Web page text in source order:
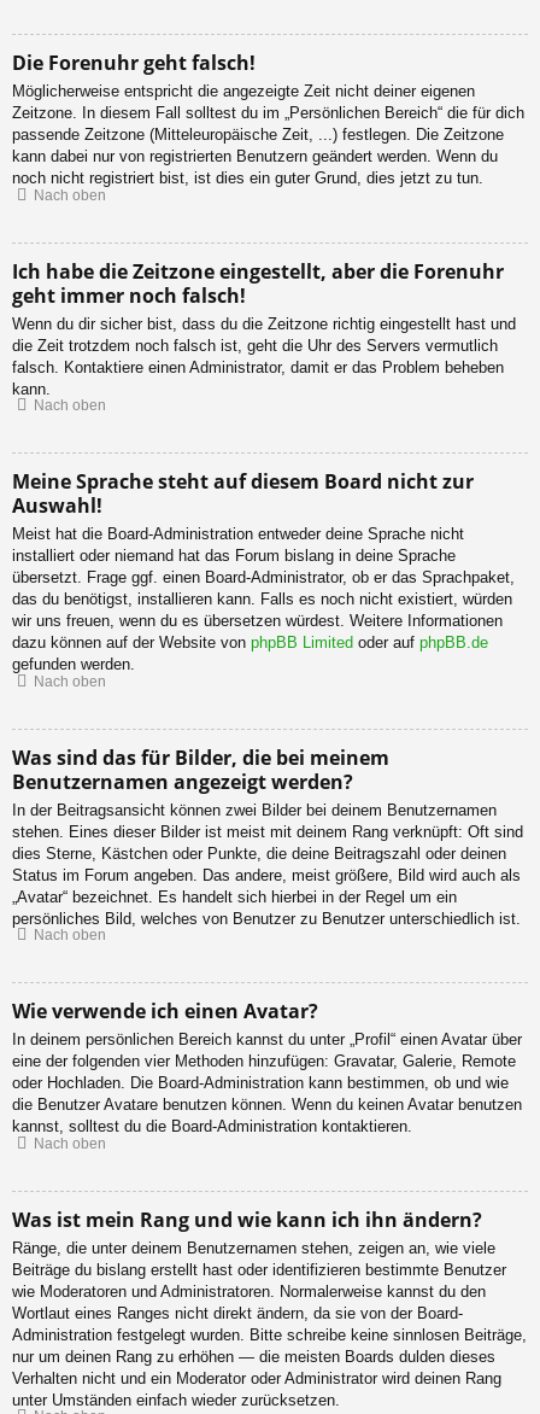
Die Forenuhr geht falsch!
Möglicherweise entspricht die angezeigte Zeit nicht deiner eigenen
Zeitzone. In diesem Fall solltest du im „Persönlichen Bereich“ die für dich
passende Zeitzone (Mitteleuropäische Zeit, ...) festlegen. Die Zeitzone
kann dabei nur von registrierten Benutzern geändert werden. Wenn du
noch nicht registriert bist, ist dies ein guter Grund, dies jetzt zu tun.
Nach oben
Ich habe die Zeitzone eingestellt, aber die Forenuhr
geht immer noch falsch!
Wenn du dir sicher bist, dass du die Zeitzone richtig eingestellt hast und
die Zeit trotzdem noch falsch ist, geht die Uhr des Servers vermutlich
falsch. Kontaktiere einen Administrator, damit er das Problem beheben
kann.
Nach oben
Meine Sprache steht auf diesem Board nicht zur
Auswahl!
Meist hat die Board-Administration entweder deine Sprache nicht
installiert oder niemand hat das Forum bislang in deine Sprache
übersetzt. Frage ggf. einen Board-Administrator, ob er das Sprachpaket,
das du benötigst, installieren kann. Falls es noch nicht existiert, würden
wir uns freuen, wenn du es übersetzen würdest. Weitere Informationen
dazu können auf der Website von phpBB Limited oder auf phpBB.de
gefunden werden.
Nach oben
Was sind das für Bilder, die bei meinem
Benutzernamen angezeigt werden?
In der Beitragsansicht können zwei Bilder bei deinem Benutzernamen
stehen. Eines dieser Bilder ist meist mit deinem Rang verknüpft: Oft sind
dies Sterne, Kästchen oder Punkte, die deine Beitragszahl oder deinen
Status im Forum angeben. Das andere, meist größere, Bild wird auch als
„Avatar“ bezeichnet. Es handelt sich hierbei in der Regel um ein
persönliches Bild, welches von Benutzer zu Benutzer unterschiedlich ist.
Nach oben
Wie verwende ich einen Avatar?
In deinem persönlichen Bereich kannst du unter „Profil“ einen Avatar über
eine der folgenden vier Methoden hinzufügen: Gravatar, Galerie, Remote
oder Hochladen. Die Board-Administration kann bestimmen, ob und wie
die Benutzer Avatare benutzen können. Wenn du keinen Avatar benutzen
kannst, solltest du die Board-Administration kontaktieren.
Nach oben
Was ist mein Rang und wie kann ich ihn ändern?
Ränge, die unter deinem Benutzernamen stehen, zeigen an, wie viele
Beiträge du bislang erstellt hast oder identifizieren bestimmte Benutzer
wie Moderatoren und Administratoren. Normalerweise kannst du den
Wortlaut eines Ranges nicht direkt ändern, da sie von der Board-
Administration festgelegt wurden. Bitte schreibe keine sinnlosen Beiträge,
nur um deinen Rang zu erhöhen — die meisten Boards dulden dieses
Verhalten nicht und ein Moderator oder Administrator wird deinen Rang
unter Umständen einfach wieder zurücksetzen.